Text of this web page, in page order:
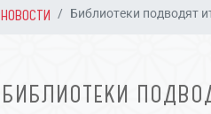
НОВОСТИ Библиотеки подводят
БИБЛИОТЕКИ